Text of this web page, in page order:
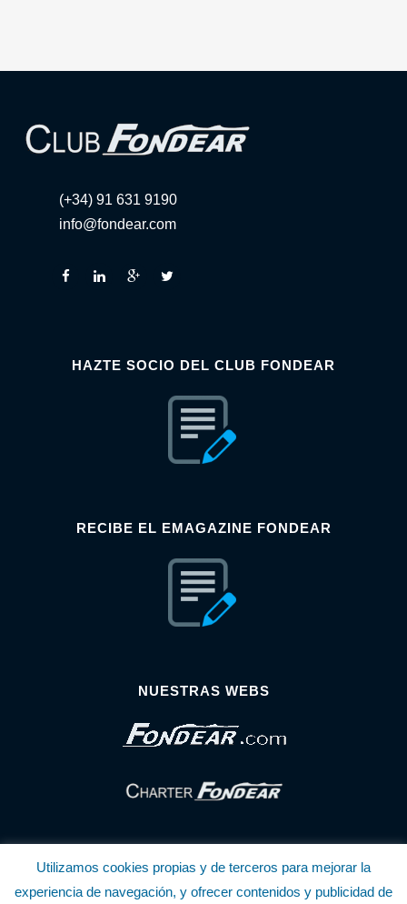
(+34) 91 631 9190
info@fondear.com
HAZTE SOCIO DEL CLUB FONDEAR
RECIBE EL EMAGAZINE FONDEAR
NUESTRAS WEBS
Utilizamos cookies propias y de terceros para mejorar la
experiencia de navegación, y ofrecer contenidos y publicidad de